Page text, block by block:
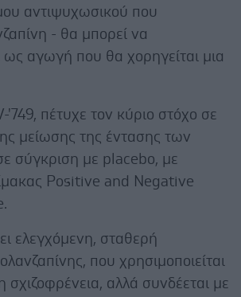
αντιψυχωσικού που
- θα μπορεί να
ως αγωγή που θα χορηγείται μια
'749, πέτυχε τον κύριο στόχο σε
μείωσης της έντασης των
σύγκριση με placebo, με
Positive and Negative
ελεγχόμενη, σταθερή
που χρησιμοποιείται
αλλά συνδέεται με